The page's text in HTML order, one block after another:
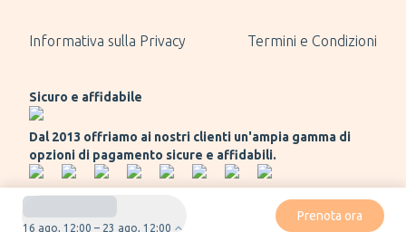
16 ago, 12:00 – 23 ago, 12:00
Prenota ora
Informativa sulla Privacy Termini e Condizioni
Sicuro e affidabile
Dal 2013 offriamo ai nostri clienti un'ampia gamma di
opzioni di pagamento sicure e affidabili.